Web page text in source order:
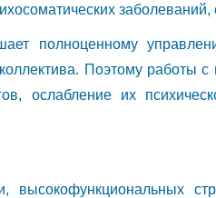
заболеваний,
полноценному
Поэтому работы с
ослабление их
высокофункциональных